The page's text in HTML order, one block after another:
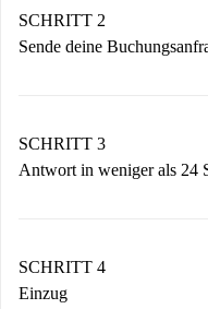
Du erhältst alle
SCHRITT 2
Sende deine
Denk daran, dass
Vermieter zustimmt.
SCHRITT 3
Antwort in weniger als 24
stellen den Kontakt
Wenn der Vermieter
SCHRITT 4
Einzug